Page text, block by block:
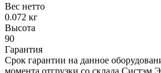
Вес нетто
0.072 кг
Высота
90
Гарантия
Срок гарантии на данное
момента отгрузки со склада Систэм